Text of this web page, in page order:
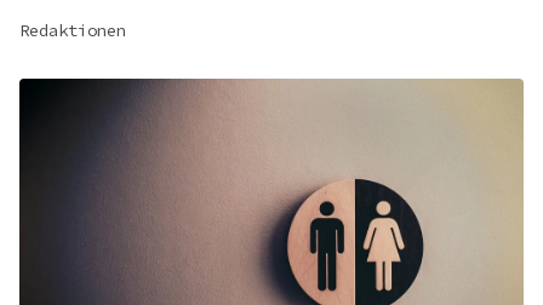
Redaktionen